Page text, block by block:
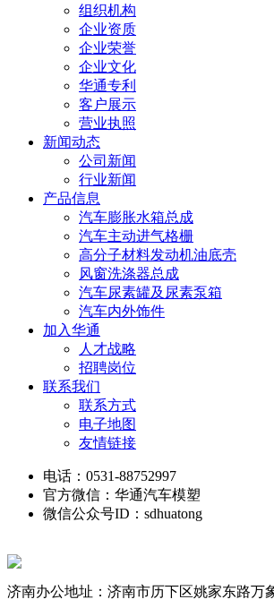
组织机构
企业资质
企业荣誉
企业文化
华通专利
客户展示
营业执照
新闻动态
公司新闻
行业新闻
产品信息
汽车膨胀水箱总成
汽车主动进气格栅
高分子材料发动机油底壳
风窗洗涤器总成
汽车尿素罐及尿素泵箱
汽车内外饰件
加入华通
人才战略
招聘岗位
联系我们
联系方式
电子地图
友情链接
电话：0531-88752997
官方微信：华通汽车模塑
微信公众号ID：sdhuatong
济南办公地址：济南市历下区姚家东路万